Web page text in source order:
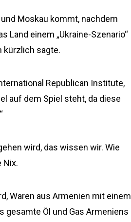
Moskau kommt, nachdem
Land einem „Ukraine-Szenario“
kürzlich sagte.
Republican Institute,
auf dem Spiel steht, da diese
wird, das wissen wir. Wie
Nix.
Waren aus Armenien mit einem
gesamte Öl und Gas Armeniens